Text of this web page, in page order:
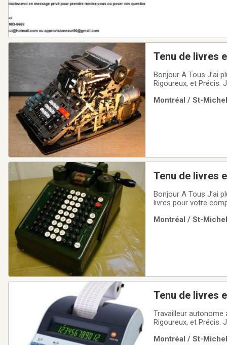
Tenu de livres
Bonjour A Tous J’ai plus
Rigoureux, et Précis.
dossiers suivants :La
Montréal / St-
Tenu de livres
Bonjour A Tous J’ai plus de
livres pour votre compagnie, commerce ou
paies complet (pas de
Montréal / St-
Tenu de livres
Travailleur autonome
Rigoureux, et Précis.
selon votre
Montréal / St-